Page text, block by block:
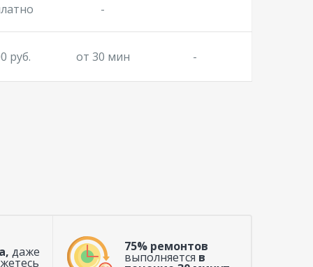
-
руб. от 30 мин -
даже 75% ремонтов
выполняется в